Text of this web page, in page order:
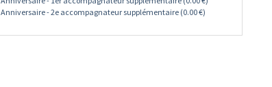
Anniversaire - 2e accompagnateur supplémentaire (0.00 €)